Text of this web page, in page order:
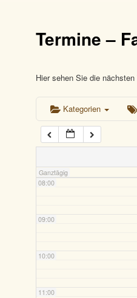
Termine –
Hier sehen Sie die
Kategorien
Ganztägig
04:00
05:00
06:00
07:00
08:00
09:00
10:00
11:00